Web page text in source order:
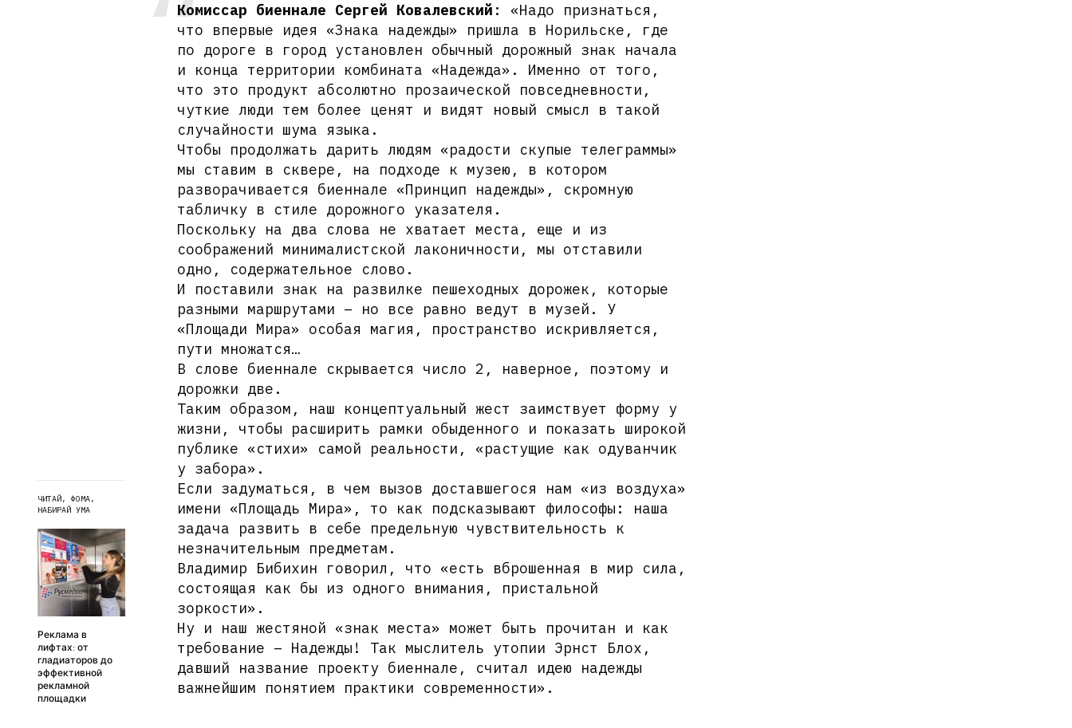
ЧИТАЙ, ФОМА,
НАБИРАЙ УМА
Реклама в
лифтах: от
гладиаторов до
эффективной
рекламной
площадки
Комиссар биеннале Сергей Ковалевский : «Надо признаться,
что впервые идея «Знака надежды» пришла в Норильске, где
по дороге в город установлен обычный дорожный знак начала
и конца территории комбината «Надежда». Именно от того,
что это продукт абсолютно прозаической повседневности,
чуткие люди тем более ценят и видят новый смысл в такой
случайности шума языка.
Чтобы продолжать дарить людям «радости скупые телеграммы»
мы ставим в сквере, на подходе к музею, в котором
разворачивается биеннале «Принцип надежды», скромную
табличку в стиле дорожного указателя.
Поскольку на два слова не хватает места, еще и из
соображений минималистской лаконичности, мы отставили
одно, содержательное слово.
И поставили знак на развилке пешеходных дорожек, которые
разными маршрутами – но все равно ведут в музей. У
«Площади Мира» особая магия, пространство искривляется,
пути множатся…
В слове биеннале скрывается число 2, наверное, поэтому и
дорожки две.
Таким образом, наш концептуальный жест заимствует форму у
жизни, чтобы расширить рамки обыденного и показать широкой
публике «стихи» самой реальности, «растущие как одуванчик
у забора».
Если задуматься, в чем вызов доставшегося нам «из воздуха»
имени «Площадь Мира», то как подсказывают философы: наша
задача развить в себе предельную чувствительность к
незначительным предметам.
Владимир Бибихин говорил, что «есть вброшенная в мир сила,
состоящая как бы из одного внимания, пристальной
зоркости».
Ну и наш жестяной «знак места» может быть прочитан и как
требование – Надежды! Так мыслитель утопии Эрнст Блох,
давший название проекту биеннале, считал идею надежды
важнейшим понятием практики современности».